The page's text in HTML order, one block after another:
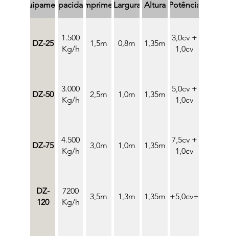
EquipamentoCapacidadeComprimentoLargura Altura Potência
DZ-25
1.500
Kg/h
1,5m 0,8m 1,35m
3,0cv +
1,0cv
DZ-50
3.000
Kg/h
2,5m 1,0m 1,35m
5,0cv +
1,0cv
DZ-75
4.500
Kg/h
3,0m 1,0m 1,35m
7,5cv +
1,0cv
DZ-
120
7200
Kg/h
3,5m 1,3m 1,35m
7,5cv+5,0cv+2,0cv